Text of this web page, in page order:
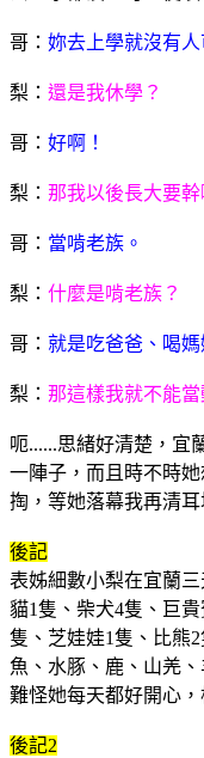
哥： 妳去上學就沒有人
梨： 還是我休學？
哥： 好啊！
梨： 那我以後長大要幹
哥： 當啃老族。
梨： 什麼是啃老族？
哥： 就是吃爸爸、喝
梨： 那這樣我就不能
呃......思緒好清楚，宜
一陣子，而且時不時
掏，等她落幕我再清耳
後記
表姊細數小梨在宜蘭三
貓1隻、柴犬4隻、巨
隻、芝娃娃1隻、比熊
魚、水豚、鹿、山羌
難怪她每天都好開心，
後記2